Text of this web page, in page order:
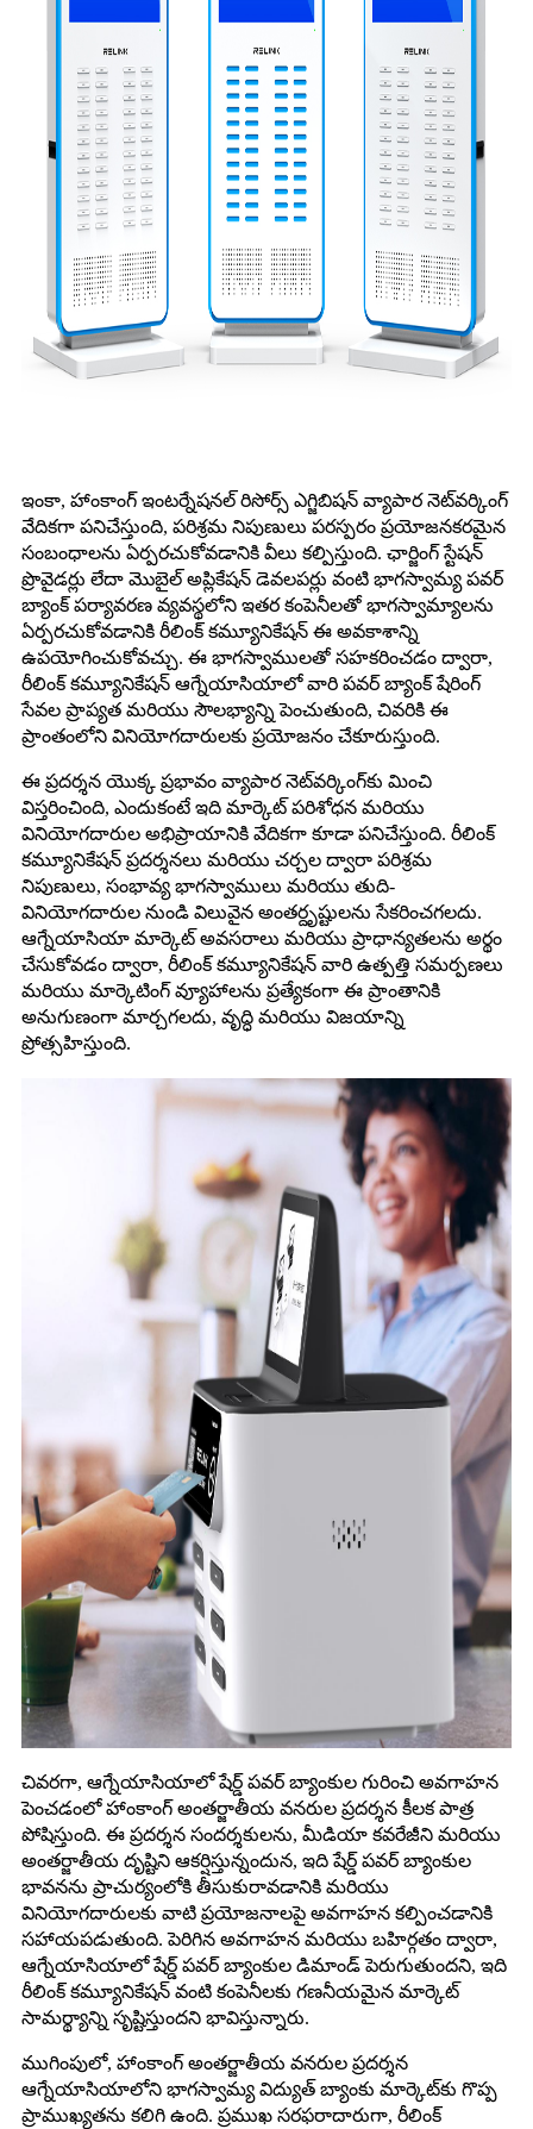
ఇంకా, హాంకాంగ్ ఇంటర్నేషనల్ రిసోర్స్ ఎగ్జిబిషన్ వ్యాపార నెట్‌వర్కింగ్
వేదికగా పనిచేస్తుంది, పరిశ్రమ నిపుణులు పరస్పరం ప్రయోజనకరమైన
సంబంధాలను ఏర్పరచుకోవడానికి వీలు కల్పిస్తుంది. ఛార్జింగ్ స్టేషన్
ప్రొవైడర్లు లేదా మొబైల్ అప్లికేషన్ డెవలపర్లు వంటి భాగస్వామ్య పవర్
బ్యాంక్ పర్యావరణ వ్యవస్థలోని ఇతర కంపెనీలతో భాగస్వామ్యాలను
ఏర్పరచుకోవడానికి రీలింక్ కమ్యూనికేషన్ ఈ అవకాశాన్ని
ఉపయోగించుకోవచ్చు. ఈ భాగస్వాములతో సహకరించడం ద్వారా,
రీలింక్ కమ్యూనికేషన్ ఆగ్నేయాసియాలో వారి పవర్ బ్యాంక్ షేరింగ్
సేవల ప్రాప్యత మరియు సౌలభ్యాన్ని పెంచుతుంది, చివరికి ఈ
ప్రాంతంలోని వినియోగదారులకు ప్రయోజనం చేకూరుస్తుంది.
ఈ ప్రదర్శన యొక్క ప్రభావం వ్యాపార నెట్‌వర్కింగ్‌కు మించి
విస్తరించింది, ఎందుకంటే ఇది మార్కెట్ పరిశోధన మరియు
వినియోగదారుల అభిప్రాయానికి వేదికగా కూడా పనిచేస్తుంది. రీలింక్
కమ్యూనికేషన్ ప్రదర్శనలు మరియు చర్చల ద్వారా పరిశ్రమ
నిపుణులు, సంభావ్య భాగస్వాములు మరియు తుది-
వినియోగదారుల నుండి విలువైన అంతర్దృష్టులను సేకరించగలదు.
ఆగ్నేయాసియా మార్కెట్ అవసరాలు మరియు ప్రాధాన్యతలను అర్థం
చేసుకోవడం ద్వారా, రీలింక్ కమ్యూనికేషన్ వారి ఉత్పత్తి సమర్పణలు
మరియు మార్కెటింగ్ వ్యూహాలను ప్రత్యేకంగా ఈ ప్రాంతానికి
అనుగుణంగా మార్చగలదు, వృద్ధి మరియు విజయాన్ని
ప్రోత్సహిస్తుంది.
చివరగా, ఆగ్నేయాసియాలో షేర్డ్ పవర్ బ్యాంకుల గురించి అవగాహన
పెంచడంలో హాంకాంగ్ అంతర్జాతీయ వనరుల ప్రదర్శన కీలక పాత్ర
పోషిస్తుంది. ఈ ప్రదర్శన సందర్శకులను, మీడియా కవరేజీని మరియు
అంతర్జాతీయ దృష్టిని ఆకర్షిస్తున్నందున, ఇది షేర్డ్ పవర్ బ్యాంకుల
భావనను ప్రాచుర్యంలోకి తీసుకురావడానికి మరియు
వినియోగదారులకు వాటి ప్రయోజనాలపై అవగాహన కల్పించడానికి
సహాయపడుతుంది. పెరిగిన అవగాహన మరియు బహిర్గతం ద్వారా,
ఆగ్నేయాసియాలో షేర్డ్ పవర్ బ్యాంకుల డిమాండ్ పెరుగుతుందని, ఇది
రీలింక్ కమ్యూనికేషన్ వంటి కంపెనీలకు గణనీయమైన మార్కెట్
సామర్థ్యాన్ని సృష్టిస్తుందని భావిస్తున్నారు.
ముగింపులో, హాంకాంగ్ అంతర్జాతీయ వనరుల ప్రదర్శన
ఆగ్నేయాసియాలోని భాగస్వామ్య విద్యుత్ బ్యాంకు మార్కెట్‌కు గొప్ప
ప్రాముఖ్యతను కలిగి ఉంది. ప్రముఖ సరఫరాదారుగా, రీలింక్